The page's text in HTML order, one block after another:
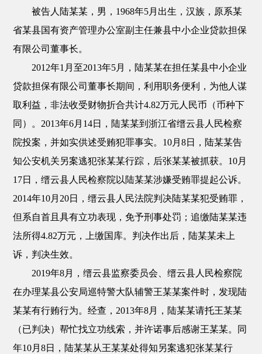
被告人陆某某，男，1968年5月出生，汉族，原系某
省某县国有资产管理办公室副主任兼县中小企业贷款担保
有限公司董事长。
2012年1月至2013年5月，陆某某在担任某县中小企业
贷款担保有限公司董事长期间，利用职务便利，为他人谋
取利益，非法收受财物折合共计4.82万元人民币（币种下
同）。2013年6月14日，陆某某到浙江省缙云县人民检察
院投案，并如实供述受贿犯罪事实。10月8日，陆某某告
知公安机关另案逃犯张某某行踪，后张某某被抓获。10月
17日，缙云县人民检察院以陆某某涉嫌受贿罪提起公诉。
2014年10月20日，缙云县人民法院判决陆某某犯受贿罪，
但系自首且具有立功表现，免予刑事处罚；追缴陆某某违
法所得4.82万元，上缴国库。判决作出后，陆某某未上
诉，判决生效。
2019年8月，缙云县监察委员会、缙云县人民检察院
在办理某县公安局巡特警大队辅警王某某案件时，发现陆
某某有行贿行为。经查，2013年8月，陆某某请托王某某
（已判决）帮忙找立功线索，并许诺事后感谢王某某。同
年10月8日，陆某某从王某某处得知另案逃犯张某某行